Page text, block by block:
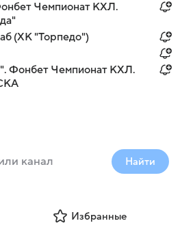
Чемпионат КХЛ.
(ХК "Торпедо")
Фонбет Чемпионат КХЛ.
Найти
Избранные